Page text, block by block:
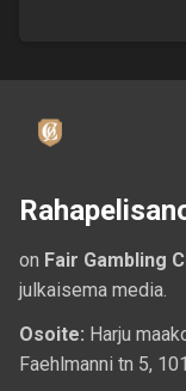
on Fair Gambling
julkaisema media.
Osoite: Harju
Faehlmanni tn 5,